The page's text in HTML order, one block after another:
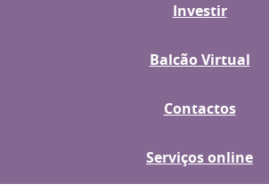
Investir
Balcão Virtual
Contactos
Serviços online